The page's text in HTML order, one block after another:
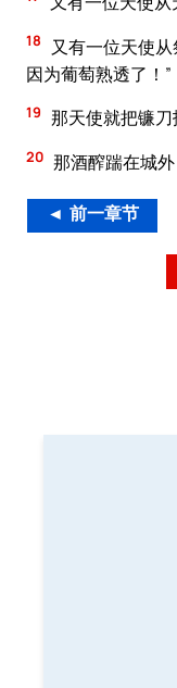
18
又有一位天使
因为葡萄熟透了！”
19 那天使就把镰刀
20 那酒醡踹在城
◄ 前一章节